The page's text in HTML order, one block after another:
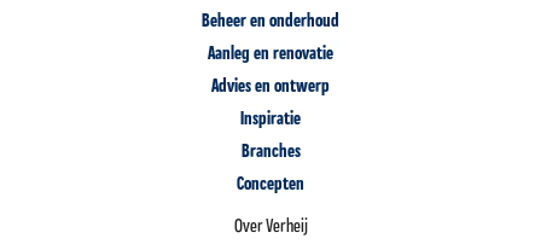
Beheer en onderhoud
Aanleg en renovatie
Advies en ontwerp
Inspiratie
Branches
Concepten
Over Verheij